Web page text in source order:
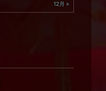
12月 »